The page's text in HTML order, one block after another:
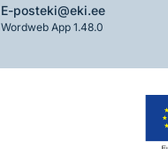
E-posteki@eki.ee
Wordweb App 1.48.0